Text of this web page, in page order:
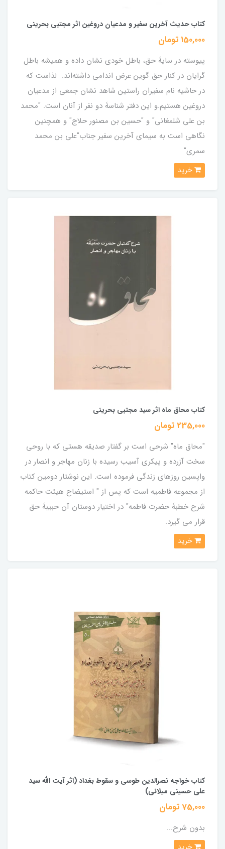
کتاب حدیث آخرین سفیر و مدعیان دروغین اثر مجتبی بحرینی
150,000 تومان
پیوسته در سایۀ حق، باطل خودی نشان داده و همیشه باطل
گرایان در کنار حق گوین عرض اندامی داشته‌اند. لذاست که
در حاشیه نام سفیران راستین شاهد نشان جمعی از مدعیان
دروغین هستیم.و این دفتر شناسۀ دو نفر از آنان است. "محمد
بن علی شلمغانی" و "حسین بن مصنور حلاج" و همچنین
نگاهی است به سیمای آخرین سفیر جناب"علی بن محمد
سمری"
کتاب محاق ماه اثر سید مجتبی بحرینی
235,000 تومان
"محاق ماه" شرحی است بر گفتار صدیقه هستی که با روحی
سخت آزرده و پیکری آسیب رسیده با زنان مهاجر و انصار در
واپسین روزهای زندگی فرموده است. این نوشتار دومین کتاب
از مجموعه فاطمیه است که پس از " استیضاح هیئت حاکمه
شرح خطبۀ حضرت فاطمه" در اختیار دوستان آن حبیبۀ حق
قرار می گیرد.
کتاب خواجه نصرالدین طوسی و سقوط بغداد (اثر آیت الله سید
علی حسینی میلانی)
75,000 تومان
بدون شرح...